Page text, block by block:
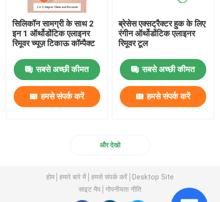
सिलिकॉन सामग्री के साथ 2
इन 1 ऑर्थोडोंटिक एलाइनर
रिमूवर च्यूज़ टिकाऊ कॉम्पैक्ट
सबसे अच्छी कीमत
हमसे संपर्क करें
ब्रेसेस एक्सट्रैक्टर हुक के लिए
रंगीन ऑर्थोडोंटिक एलाइनर
रिमूवर टूल
सबसे अच्छी कीमत
हमसे संपर्क करें
और देखो
होम हमारे बारे में हमसे संपर्क करें
Desktop Site
साइट मैप
गोपनीयता नीति